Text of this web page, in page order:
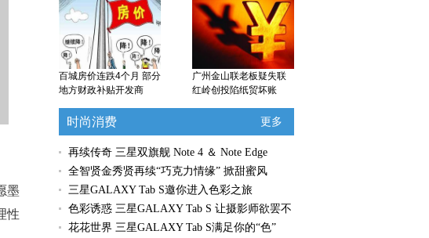
墨
性
广州金山联老板疑失联
红岭创投陷纸贸坏账
百城房价连跌4个月 部分
地方财政补贴开发商
时尚消费 更多
再续传奇 三星双旗舰 Note 4 ＆ Note Edge
全智贤金秀贤再续“巧克力情缘” 掀甜蜜风
三星GALAXY Tab S邀你进入色彩之旅
色彩诱惑 三星GALAXY Tab S 让摄影师欲罢不
花花世界 三星GALAXY Tab S满足你的“色”